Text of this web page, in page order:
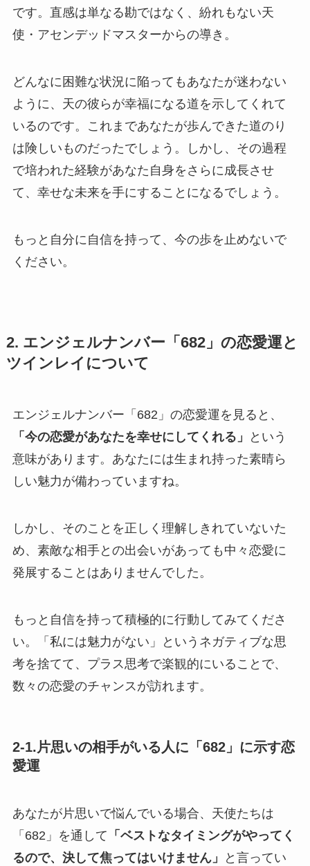
です。直感は単なる勘ではなく、紛れもない天
使・アセンデッドマスターからの導き。
どんなに困難な状況に陥ってもあなたが迷わない
ように、天の彼らが幸福になる道を示してくれて
いるのです。これまであなたが歩んできた道のり
は険しいものだったでしょう。しかし、その過程
で培われた経験があなた自身をさらに成長させ
て、幸せな未来を手にすることになるでしょう。
もっと自分に自信を持って、今の歩を止めないで
ください。
2. エンジェルナンバー「682」の恋愛運と
ツインレイについて
エンジェルナンバー「682」の恋愛運を見ると、
「今の恋愛があなたを幸せにしてくれる」
という
意味があります。あなたには生まれ持った素晴ら
しい魅力が備わっていますね。
しかし、そのことを正しく理解しきれていないた
め、素敵な相手との出会いがあっても中々恋愛に
発展することはありませんでした。
もっと自信を持って積極的に行動してみてくださ
い。「私には魅力がない」というネガティブな思
考を捨てて、プラス思考で楽観的にいることで、
数々の恋愛のチャンスが訪れます。
2-1.片思いの相手がいる人に「682」に示す恋
愛運
あなたが片思いで悩んでいる場合、天使たちは
「682」を通して 「ベストなタイミングがやってく
るので、決して焦ってはいけません」
と言ってい